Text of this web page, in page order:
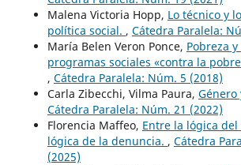
Malena Victoria Hopp, Lo técnico y
política social. , Cátedra Paralela:
María Belen Veron Ponce, Pobreza
programas sociales «contra la
, Cátedra Paralela: Núm. 5 (2018)
Carla Zibecchi, Vilma Paura, Género
Cátedra Paralela: Núm. 21 (2022)
Florencia Maffeo, Entre la lógica
lógica de la denuncia. , Cátedra
(2025)